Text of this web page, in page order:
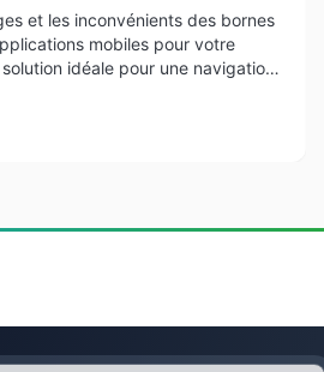
et les inconvénients des bornes
mobiles pour votre
idéale pour une navigation